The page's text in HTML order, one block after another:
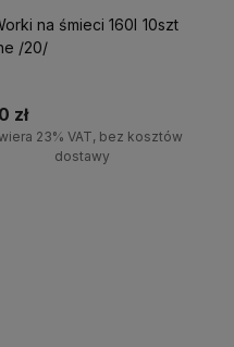
/20/
zł
23% VAT, bez kosztów
dostawy